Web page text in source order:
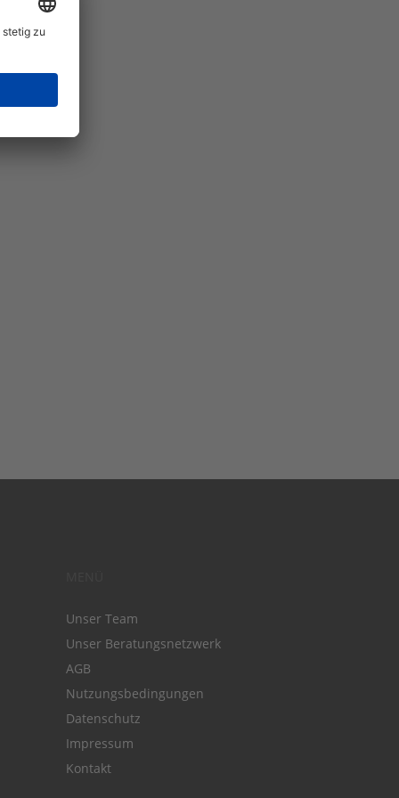
Unser Team
Unser Beratungsnetzwerk
AGB
Nutzungsbedingungen
Datenschutz
Impressum
Kontakt